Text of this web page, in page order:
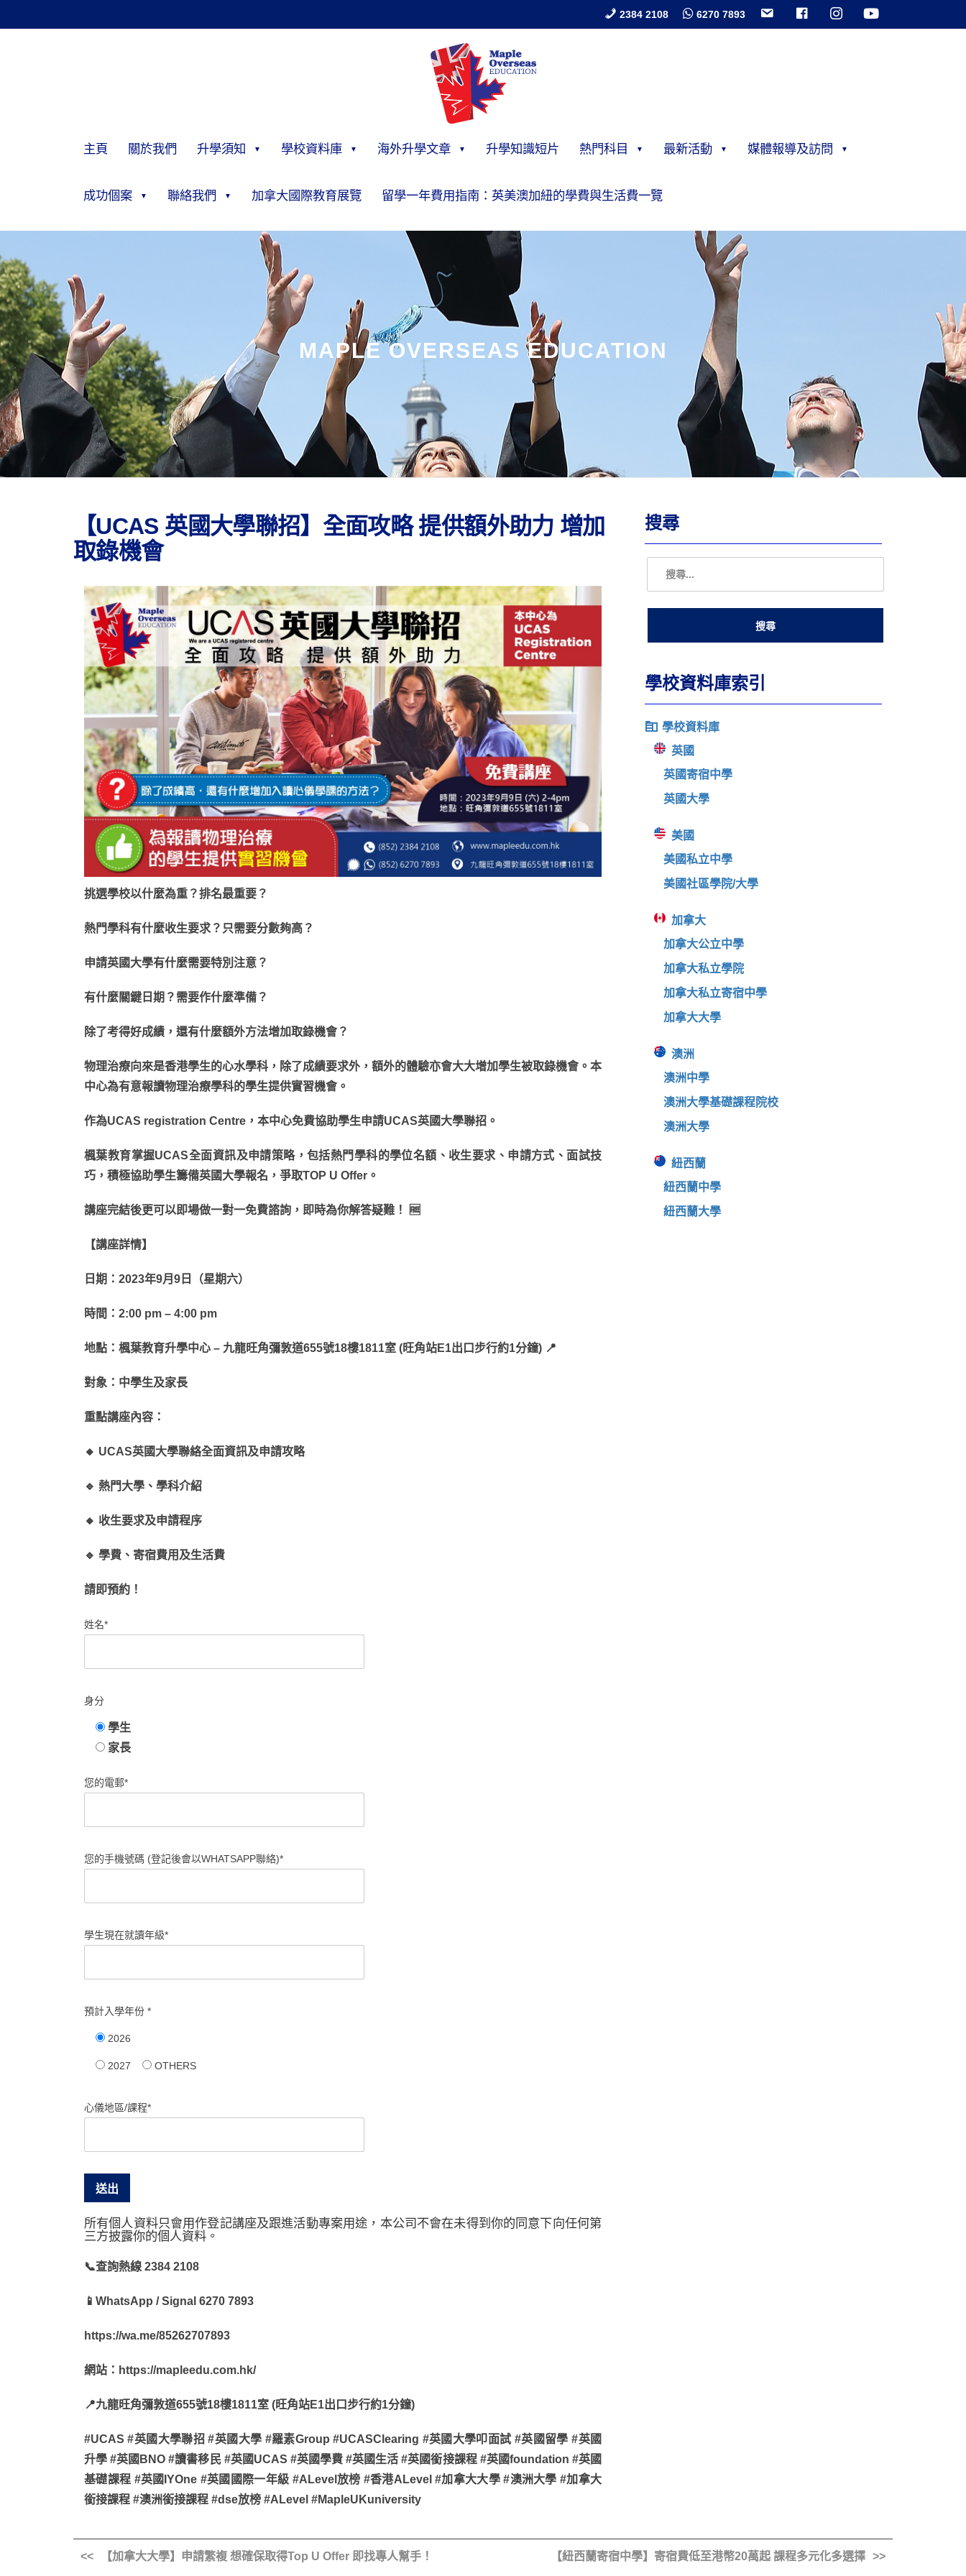
2384 2108 6270 7893
主頁 關於我們 升學須知 學校資料庫 海外升學文章 升學知識短片 熱門科目 最新活動 媒體報導及訪問
成功個案 聯絡我們 加拿大國際教育展覽 留學一年費用指南：英美澳加紐的學費與生活費一覽
MAPLE OVERSEAS EDUCATION
【UCAS 英國大學聯招】全面攻略 提供額外助力 增加
取錄機會
挑選學校以什麼為重？排名最重要？
熱門學科有什麼收生要求？只需要分數夠高？
申請英國大學有什麼需要特別注意？
有什麼關鍵日期？需要作什麼準備？
除了考得好成績，還有什麼額外方法增加取錄機會？
物理治療向來是香港學生的心水學科，除了成績要求外，額外的體驗亦會大大增加學生被取錄機會。本
中心為有意報讀物理治療學科的學生提供實習機會。
作為UCAS registration Centre，本中心免費協助學生申請UCAS英國大學聯招。
楓葉教育掌握UCAS全面資訊及申請策略，包括熱門學科的學位名額、收生要求、申請方式、面試技
巧，積極協助學生籌備英國大學報名，爭取TOP U Offer。
講座完結後更可以即場做一對一免費諮詢，即時為你解答疑難！ 🆓
【講座詳情】
日期：2023年9月9日（星期六）
時間：2:00 pm – 4:00 pm
地點：楓葉教育升學中心 – 九龍旺角彌敦道655號18樓1811室 (旺角站E1出口步行約1分鐘) 📍
對象：中學生及家長
重點講座內容：
🔸 UCAS英國大學聯絡全面資訊及申請攻略
🔹 熱門大學、學科介紹
🔸 收生要求及申請程序
🔹 學費、寄宿費用及生活費
請即預約！
姓名*
身分
學生
家長
您的電郵*
您的手機號碼 (登記後會以WHATSAPP聯絡)*
學生現在就讀年級*
預計入學年份 *
2026
2027 OTHERS
心儀地區/課程*
所有個人資料只會用作登記講座及跟進活動專案用途，本公司不會在未得到你的同意下向任何第
三方披露你的個人資料。
📞查詢熱線 2384 2108
📱 WhatsApp / Signal 6270 7893
https://wa.me/85262707893
網站：https://mapleedu.com.hk/
📍九龍旺角彌敦道655號18樓1811室 (旺角站E1出口步行約1分鐘)
#UCAS #英國大學聯招 #英國大學 #羅素Group #UCASClearing #英國大學叩面試 #英國留學 #英國
升學 #英國BNO #讀書移民 #英國UCAS #英國學費 #英國生活 #英國銜接課程 #英國foundation #英國
基礎課程 #英國IYOne #英國國際一年級 #ALevel放榜 #香港ALevel #加拿大大學 #澳洲大學 #加拿大
銜接課程 #澳洲銜接課程 #dse放榜 #ALevel #MapleUKuniversity
搜尋
學校資料庫索引
學校資料庫
英國
英國寄宿中學
英國大學
美國
美國私立中學
美國社區學院/大學
加拿大
加拿大公立中學
加拿大私立學院
加拿大私立寄宿中學
加拿大大學
澳洲
澳洲中學
澳洲大學基礎課程院校
澳洲大學
紐西蘭
紐西蘭中學
紐西蘭大學
【加拿大大學】申請繁複 想確保取得Top U Offer 即找專人幫手！ 【紐西蘭寄宿中學】寄宿費低至港幣20萬起 課程多元化多選擇